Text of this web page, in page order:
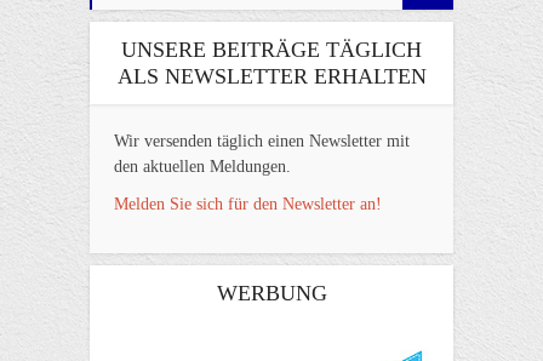
UNSERE BEITRÄGE TÄGLICH
ALS NEWSLETTER ERHALTEN
Wir versenden täglich einen Newsletter mit
den aktuellen Meldungen.
Melden Sie sich für den Newsletter an!
WERBUNG